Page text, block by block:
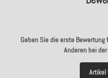
Geben Sie die erste
Anderen bei
Artikel